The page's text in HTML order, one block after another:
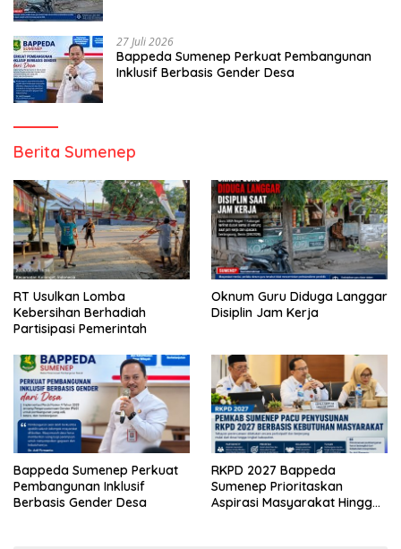
27 Juli 2026
Bappeda Sumenep Perkuat Pembangunan
Inklusif Berbasis Gender Desa
Berita Sumenep
RT Usulkan Lomba
Kebersihan Berhadiah
Partisipasi Pemerintah
Oknum Guru Diduga Langgar
Disiplin Jam Kerja
Bappeda Sumenep Perkuat
Pembangunan Inklusif
Berbasis Gender Desa
RKPD 2027 Bappeda
Sumenep Prioritaskan
Aspirasi Masyarakat Hingga